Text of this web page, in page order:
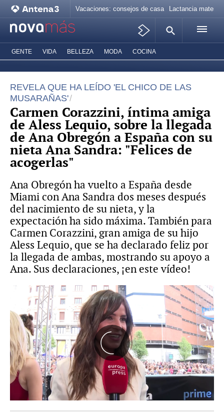
Vacaciones: consejos de casa Lactancia materna
GENTE VIDA BELLEZA MODA COCINA
REVELA QUE HA LEÍDO 'EL CHICO DE LAS
MUSARAÑAS'
Carmen Corazzini, íntima amiga
de Aless Lequio, sobre la llegada
de Ana Obregón a España con su
nieta Ana Sandra: "Felices de
acogerlas"
Ana Obregón ha vuelto a España desde
Miami con Ana Sandra dos meses después
del nacimiento de su nieta, y la
expectación ha sido máxima. También para
Carmen Corazzini, gran amiga de su hijo
Aless Lequio, que se ha declarado feliz por
la llegada de ambas, mostrando su apoyo a
Ana. Sus declaraciones, ¡en este vídeo!